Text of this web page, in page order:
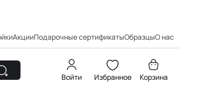
АкцииПодарочные сертификатыОбразцыО нас
Войти Избранное Корзина